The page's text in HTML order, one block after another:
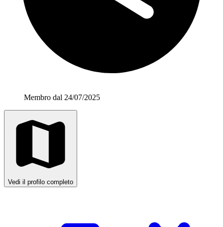
Membro dal 24/07/2025
Vedi il profilo completo